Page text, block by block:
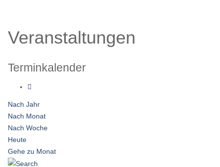
Veranstaltungen
Terminkalender
Nach Jahr
Nach Monat
Nach Woche
Heute
Gehe zu Monat